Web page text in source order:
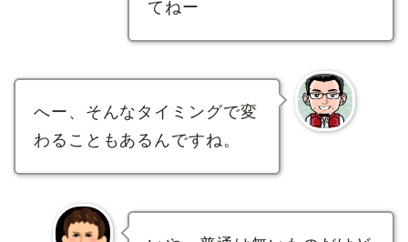
てねー
へー、そんなタイミングで変
わることもあるんですね。